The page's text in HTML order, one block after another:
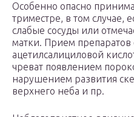
Особенно опасно
триместре, в том случае,
слабые сосуды или
матки. Прием препаратов
ацетилсалициловой
чреват появлением
нарушением развития
верхнего неба и пр.